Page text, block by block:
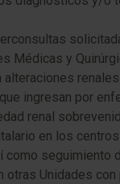
Médicas y
alteraciones
ingresan por
renal
en los
como seguimiento
otras Unidades con